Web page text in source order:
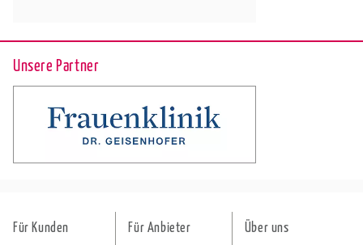
Unsere Partner
Für Kunden Für Anbieter Über uns